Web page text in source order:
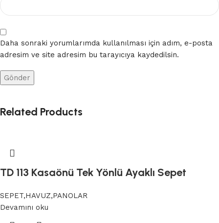
Daha sonraki yorumlarımda kullanılması için adım, e-posta
adresim ve site adresim bu tarayıcıya kaydedilsin.
Related Products
TD 113 Kasaönü Tek Yönlü Ayaklı Sepet
SEPET,HAVUZ,PANOLAR
Devamını oku